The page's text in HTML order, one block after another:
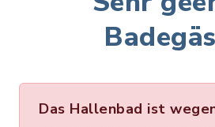
Das Hallenbad ist